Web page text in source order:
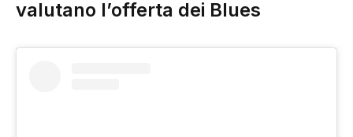
valutano l’offerta dei Blues